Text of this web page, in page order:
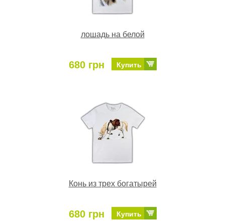
лошадь на белой
680 грн Купить
Конь из трех богатырей
680 грн Купить